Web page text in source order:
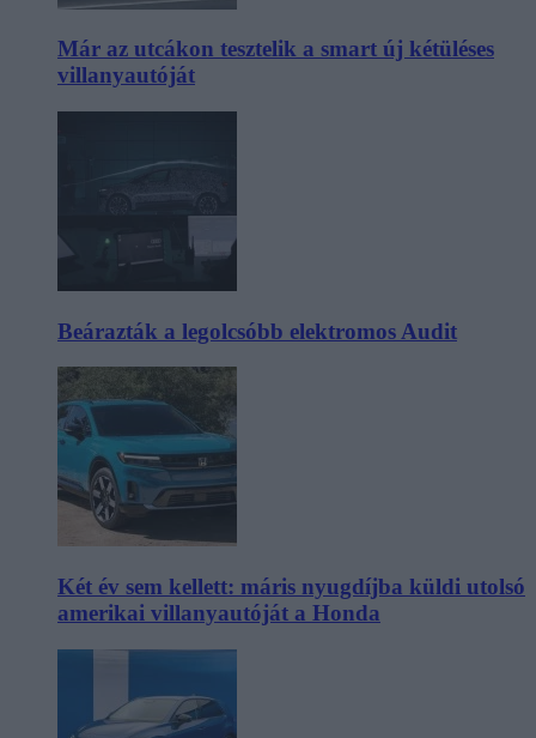
Már az utcákon tesztelik a smart új kétüléses
villanyautóját
Beárazták a legolcsóbb elektromos Audit
Két év sem kellett: máris nyugdíjba küldi utolsó
amerikai villanyautóját a Honda